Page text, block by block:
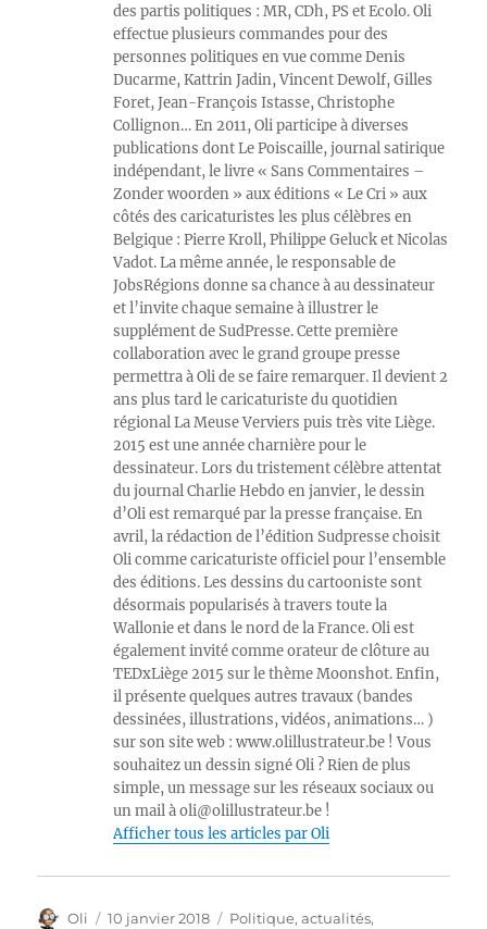
des partis politiques : MR, CDh, PS et Ecolo. Oli
effectue plusieurs commandes pour des
personnes politiques en vue comme Denis
Ducarme, Kattrin Jadin, Vincent Dewolf, Gilles
Foret, Jean-François Istasse, Christophe
Collignon… En 2011, Oli participe à diverses
publications dont Le Poiscaille, journal satirique
indépendant, le livre « Sans Commentaires –
Zonder woorden » aux éditions « Le Cri » aux
côtés des caricaturistes les plus célèbres en
Belgique : Pierre Kroll, Philippe Geluck et Nicolas
Vadot. La même année, le responsable de
JobsRégions donne sa chance à au dessinateur
et l’invite chaque semaine à illustrer le
supplément de SudPresse. Cette première
collaboration avec le grand groupe presse
permettra à Oli de se faire remarquer. Il devient 2
ans plus tard le caricaturiste du quotidien
régional La Meuse Verviers puis très vite Liège.
2015 est une année charnière pour le
dessinateur. Lors du tristement célèbre attentat
du journal Charlie Hebdo en janvier, le dessin
d’Oli est remarqué par la presse française. En
avril, la rédaction de l’édition Sudpresse choisit
Oli comme caricaturiste officiel pour l’ensemble
des éditions. Les dessins du cartooniste sont
désormais popularisés à travers toute la
Wallonie et dans le nord de la France. Oli est
également invité comme orateur de clôture au
TEDxLiège 2015 sur le thème Moonshot. Enfin,
il présente quelques autres travaux (bandes
dessinées, illustrations, vidéos, animations… )
sur son site web : www.olillustrateur.be ! Vous
souhaitez un dessin signé Oli ? Rien de plus
simple, un message sur les réseaux sociaux ou
un mail à oli@olillustrateur.be !
Afficher tous les articles par Oli
Auteur
Oli Publié
10 janvier 2018 Catégories
Politique, actualités,